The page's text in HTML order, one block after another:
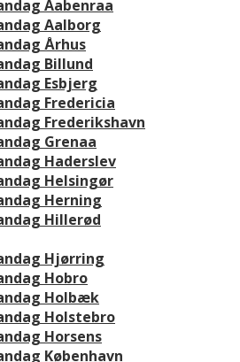
Aabenraa
Aalborg
Århus
Billund
Esbjerg
Fredericia
Frederikshavn
Grenaa
Haderslev
Helsingør
Herning
Hillerød
Hjørring
Hobro
Holbæk
Holstebro
Horsens
København